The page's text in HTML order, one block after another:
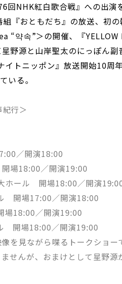
回NHK紅白歌合戦』への出演
『おともだち』の放送、初の
“약속”＞の開催、『YELLOW
野源と山岸聖太のにっぽん副
イトニッポン』放送開始10周年
いる。
行＞
／開演18:00
場18:00／開演19:00
ホール 開場18:00／開演
開場17:00／開演18:00
18:00／開演19:00
開場18:00／開演19:00
を見ながら喋るトークショー
せんが、おまけとして星野源